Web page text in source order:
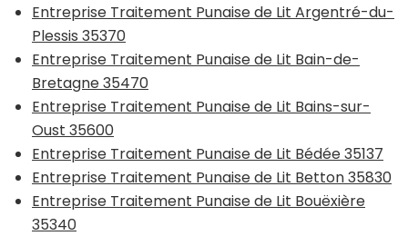
Entreprise Traitement Punaise de Lit Argentré-du-
Plessis 35370
Entreprise Traitement Punaise de Lit Bain-de-
Bretagne 35470
Entreprise Traitement Punaise de Lit Bains-sur-
Oust 35600
Entreprise Traitement Punaise de Lit Bédée 35137
Entreprise Traitement Punaise de Lit Betton 35830
Entreprise Traitement Punaise de Lit Bouëxière
35340